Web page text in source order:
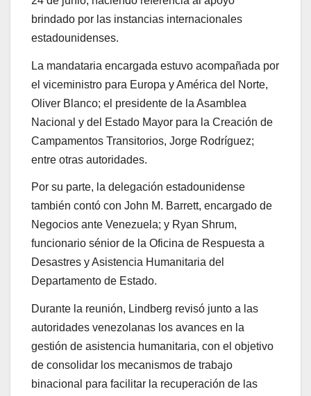
brindado por las instancias internacionales
estadounidenses.
La mandataria encargada estuvo acompañada por
el viceministro para Europa y América del Norte,
Oliver Blanco; el presidente de la Asamblea
Nacional y del Estado Mayor para la Creación de
Campamentos Transitorios, Jorge Rodríguez;
entre otras autoridades.
Por su parte, la delegación estadounidense
también contó con John M. Barrett, encargado de
Negocios ante Venezuela; y Ryan Shrum,
funcionario sénior de la Oficina de Respuesta a
Desastres y Asistencia Humanitaria del
Departamento de Estado.
Durante la reunión, Lindberg revisó junto a las
autoridades venezolanas los avances en la
gestión de asistencia humanitaria, con el objetivo
de consolidar los mecanismos de trabajo
binacional para facilitar la recuperación de las